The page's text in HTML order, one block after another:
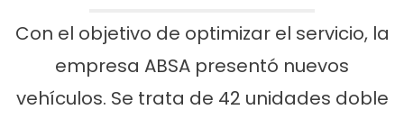
Con el objetivo de optimizar el servicio, la
empresa ABSA presentó nuevos
vehículos. Se trata de 42 unidades doble